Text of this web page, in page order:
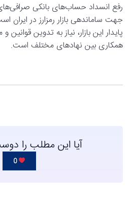
رفع انسداد حساب‌های بانکی
جهت ساماندهی بازار رمزارز در ایران
پایدار این بازار، نیاز به تدوین
همکاری بین نهادهای مختلف است.
آیا این مطلب را
0